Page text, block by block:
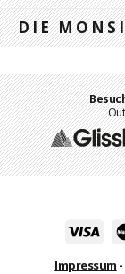
DIE
Impressum -